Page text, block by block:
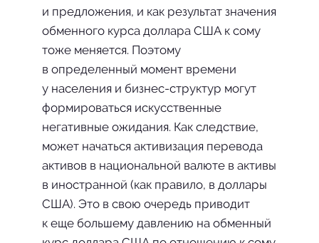
и предложения, и как результат значения
обменного курса доллара США к сому
тоже меняется. Поэтому
в определенный момент времени
у населения и бизнес-структур могут
формироваться искусственные
негативные ожидания. Как следствие,
может начаться активизация перевода
активов в национальной валюте в активы
в иностранной (как правило, в доллары
США). Это в свою очередь приводит
к еще большему давлению на обменный